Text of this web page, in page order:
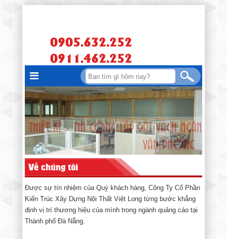
0905.632.252
0911.462.252
Về chúng tôi
Được sự tín nhiệm của Quý khách hàng, Công Ty Cổ Phần
Kiến Trúc Xây Dựng Nội Thất Việt Long từng bước khẳng
định vị trí thương hiệu của mình trong ngành quảng cáo tại
Thành phố Đà Nẵng.